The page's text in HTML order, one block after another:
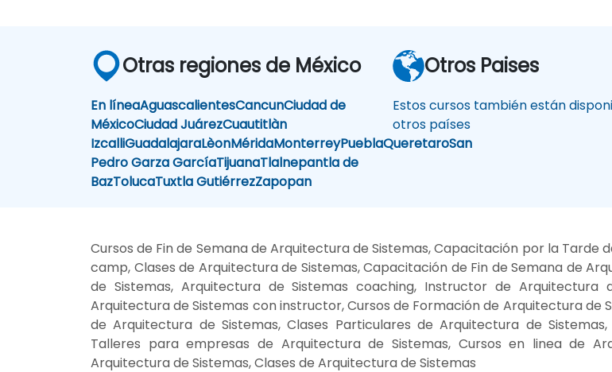
Otras regiones de México
En líneaAguascalientesCancunCiudad de
MéxicoCiudad JuárezCuautitlàn
IzcalliGuadalajaraLèonMéridaMonterreyPueblaQueretaroSan
Pedro Garza GarcíaTijuanaTlalnepantla de
BazTolucaTuxtla GutiérrezZapopan
Otros Paises
Estos cursos también están
otros países
Cursos de Fin de Semana de Arquitectura de Sistemas, Capacitación por la
camp, Clases de Arquitectura de Sistemas, Capacitación de Fin de Semana de
de Sistemas, Arquitectura de Sistemas coaching, Instructor de Arquitectura
Arquitectura de Sistemas con instructor, Cursos de Formación de Arquitectura de
de Arquitectura de Sistemas, Clases Particulares de Arquitectura de
Talleres para empresas de Arquitectura de Sistemas, Cursos en linea de
Arquitectura de Sistemas, Clases de Arquitectura de Sistemas